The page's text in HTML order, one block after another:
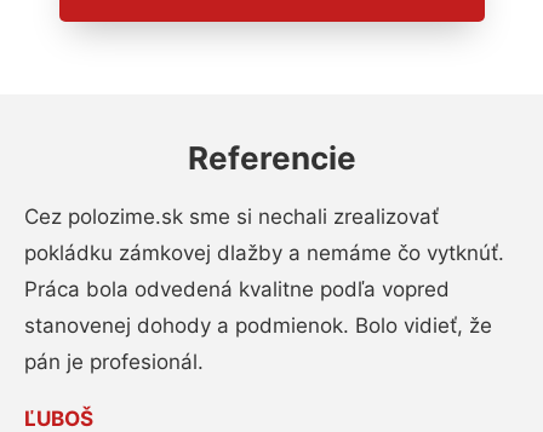
Referencie
Cez polozime.sk sme si nechali zrealizovať
pokládku zámkovej dlažby a nemáme čo vytknúť.
Práca bola odvedená kvalitne podľa vopred
stanovenej dohody a podmienok. Bolo vidieť, že
pán je profesionál.
ĽUBOŠ